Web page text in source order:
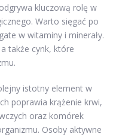
odgrywa kluczową rolę w
Warto sięgać po
w witaminy i minerały.
także cynk, które
istotny element w
poprawia krążenie krwi,
oraz komórek
Osoby aktywne